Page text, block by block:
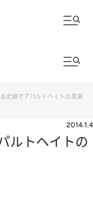
史跡でアパルトヘイトの真実
2014.1.4
ルトヘイトの